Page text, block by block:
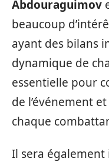
Abdouraguimov
beaucoup
ayant des bilans
dynamique de
essentielle pour
de l’événement
chaque
Il sera également